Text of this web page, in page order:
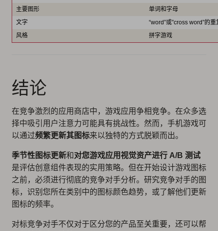
主要图形
单词和字母
文字
“word”或”cross word”的
风格
拼字游戏
结论
在竞争激烈的应用商店中，游戏应用争相竞争。在众多选
择中吸引用户注意力可能具有挑战性。然而，手机游戏可
以通过频繁更新其图标来以独特的方式脱颖而出。
季节性图标更新和对您游戏应用视觉资产进行 A/B 测试
是评估创意组件表现的实用策略。但在开始设计游戏图标
之前，必须进行彻底的竞争对手分析。研究竞争对手的图
标，识别您所在类别中的图标颜色趋势，或了解他们更新
图标的频率。
对标竞争对手不仅对于区分您的产品至关重要，还可以帮